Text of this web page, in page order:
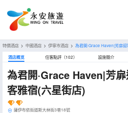
特價酒店 > 中國酒店 > 伊寧市酒店 > 為君開·Grace Haven|芳扉
酒店概览 住客點評（102） 設施簡介
為君開·Grace Haven|芳
客雅宿(六星街店)
薩伊布依街道斯大林街3巷18號